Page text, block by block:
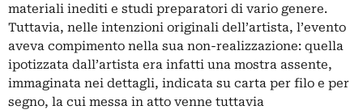
materiali inediti e studi preparatori di vario genere.
Tuttavia, nelle intenzioni originali dell’artista, l’evento
aveva compimento nella sua non-realizzazione: quella
ipotizzata dall’artista era infatti una mostra assente,
immaginata nei dettagli, indicata su carta per filo e per
segno, la cui messa in atto venne tuttavia